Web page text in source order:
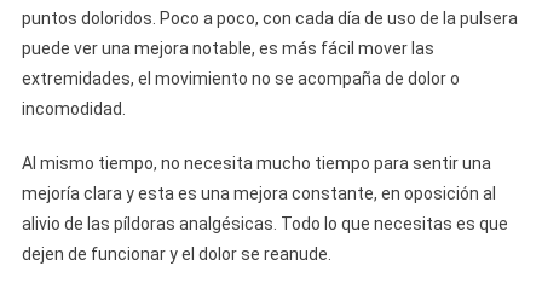
puntos doloridos. Poco a poco, con cada día de uso de la pulsera
puede ver una mejora notable, es más fácil mover las
extremidades, el movimiento no se acompaña de dolor o
incomodidad.
Al mismo tiempo, no necesita mucho tiempo para sentir una
mejoría clara y esta es una mejora constante, en oposición al
alivio de las píldoras analgésicas. Todo lo que necesitas es que
dejen de funcionar y el dolor se reanude.